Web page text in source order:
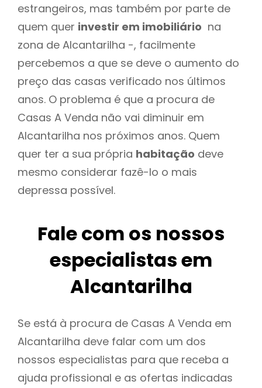
estrangeiros, mas também por parte de
quem quer investir em imobiliário na
zona de Alcantarilha -, facilmente
percebemos a que se deve o aumento do
preço das casas verificado nos últimos
anos. O problema é que a procura de
Casas A Venda não vai diminuir em
Alcantarilha nos próximos anos. Quem
quer ter a sua própria habitação deve
mesmo considerar fazê-lo o mais
depressa possível.
Fale com os nossos
especialistas em
Alcantarilha
Se está à procura de Casas A Venda em
Alcantarilha deve falar com um dos
nossos especialistas para que receba a
ajuda profissional e as ofertas indicadas